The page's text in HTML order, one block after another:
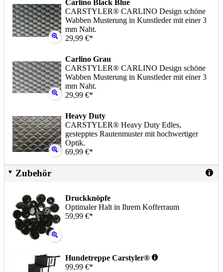
Carlino Black Blue
CARSTYLER® CARLINO Design schöne
Wabben Musterung in Kunstleder mit einer 3
mm Naht.
29,99 €*
Carlino Grau
CARSTYLER® CARLINO Design schöne
Wabben Musterung in Kunstleder mit einer 3
mm Naht.
29,99 €*
Heavy Duty
CARSTYLER® Heavy Duty Edles,
gestepptes Rautenmuster mit hochwertiger
Optik.
69,99 €*
Zubehör
Druckknöpfe
Optimaler Halt in Ihrem Kofferraum
59,99 €*
Hundetreppe Carstyler®
99,99 €*